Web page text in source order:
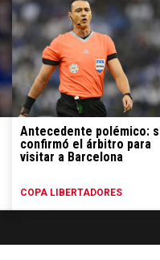
Antecedente polémico:
confirmó el árbitro para
visitar a Barcelona
COPA LIBERTADORES